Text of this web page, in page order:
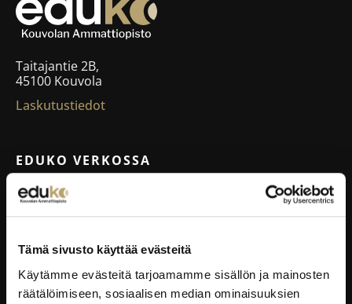
Tämä sivusto käyttää evästeitä
Käytämme evästeitä tarjoamamme sisällön ja mainosten
räätälöimiseen, sosiaalisen median ominaisuuksien
Taitajantie 2B,
45100 Kouvola
Laskutustiedot
EDUKO VERKOSSA
Wilma
Microsoft 365
eKampus
MyEdu
Ruokapaikka.fi